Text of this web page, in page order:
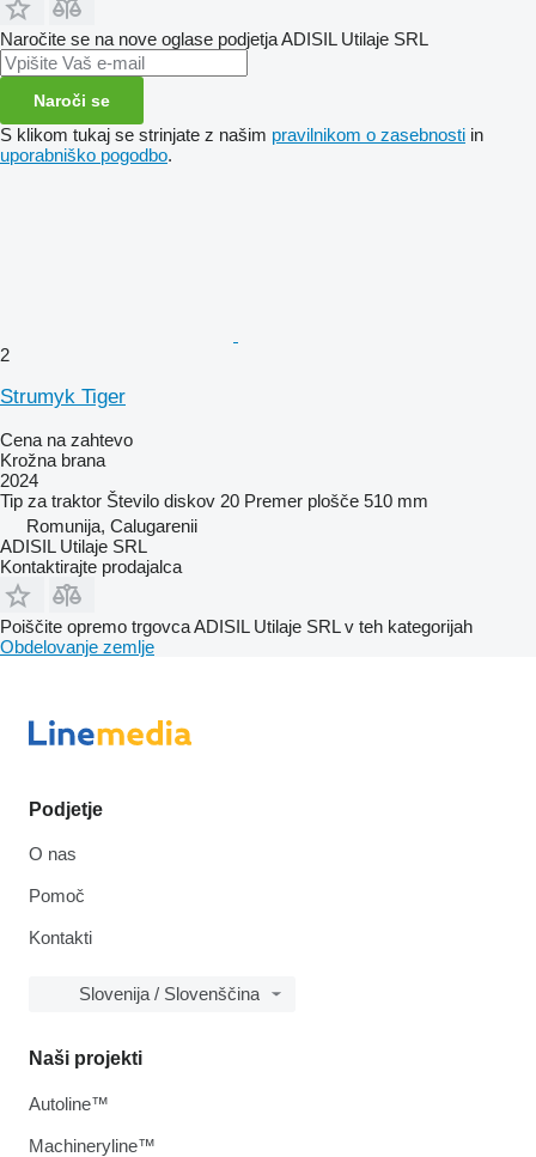
Naročite se na nove oglase podjetja ADISIL Utilaje SRL
Naroči se
S klikom tukaj se strinjate z našim pravilnikom o zasebnosti in
uporabniško pogodbo.
2
Strumyk Tiger
Cena na zahtevo
Krožna brana
2024
Tip za traktor Število diskov 20 Premer plošče 510 mm
Romunija, Calugarenii
ADISIL Utilaje SRL
Kontaktirajte prodajalca
Poiščite opremo trgovca ADISIL Utilaje SRL v teh kategorijah
Obdelovanje zemlje
Podjetje
O nas
Pomoč
Kontakti
Slovenija / Slovenščina
Naši projekti
Autoline™
Machineryline™